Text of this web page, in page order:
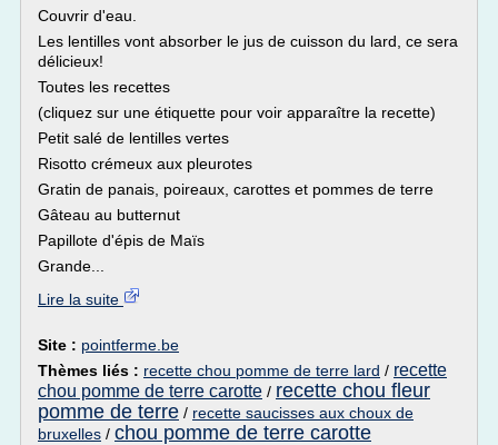
Couvrir d'eau.
Les lentilles vont absorber le jus de cuisson du lard, ce sera
délicieux!
Toutes les recettes
(cliquez sur une étiquette pour voir apparaître la recette)
Petit salé de lentilles vertes
Risotto crémeux aux pleurotes
Gratin de panais, poireaux, carottes et pommes de terre
Gâteau au butternut
Papillote d'épis de Maïs
Grande...
Lire la suite
Site : pointferme.be
Thèmes liés : recette chou pomme de terre lard / recette
chou pomme de terre carotte / recette chou fleur
pomme de terre / recette saucisses aux choux de
bruxelles / chou pomme de terre carotte